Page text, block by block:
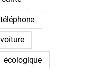
téléphone
voiture
écologique